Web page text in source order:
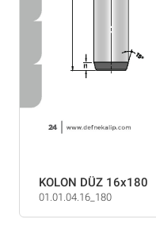
KOLON DÜZ 16x180
01.01.04.16_180